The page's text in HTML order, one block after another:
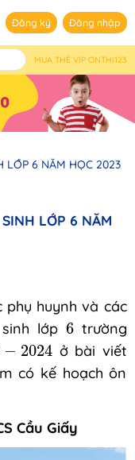
Đăng ký Đăng nhập
MUA THẺ VIP ONTHI123
LỚP 6 NĂM HỌC 2023
LỚP 6 NĂM
phụ huynh và các
lớp 6
6trường
− 2024
2024
ở bài viết
có kế hoạch ôn
Cầu Giấy